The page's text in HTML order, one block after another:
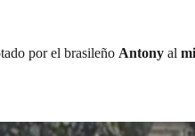
por el brasileño Antony al